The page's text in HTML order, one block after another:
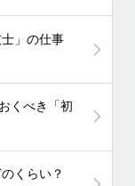
」の仕事
くべき「初
くらい？